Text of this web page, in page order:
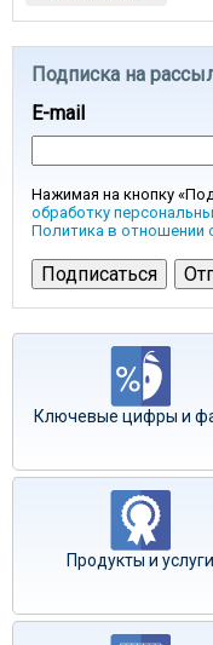
Подписка на
E-mail
Нажимая на кнопку
обработку
Политика в отношении
Ключевые цифры и
Продукты и услуги